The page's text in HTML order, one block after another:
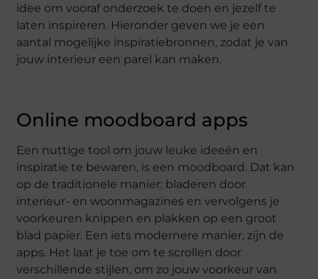
idee om vooraf onderzoek te doen en jezelf te
laten inspireren. Hieronder geven we je een
aantal mogelijke inspiratiebronnen, zodat je van
jouw interieur een parel kan maken.
Online moodboard apps
Een nuttige tool om jouw leuke ideeën en
inspiratie te bewaren, is een moodboard. Dat kan
op de traditionele manier: bladeren door
interieur- en woonmagazines en vervolgens je
voorkeuren knippen en plakken op een groot
blad papier. Een iets modernere manier, zijn de
apps. Het laat je toe om te scrollen door
verschillende stijlen, om zo jouw voorkeur van